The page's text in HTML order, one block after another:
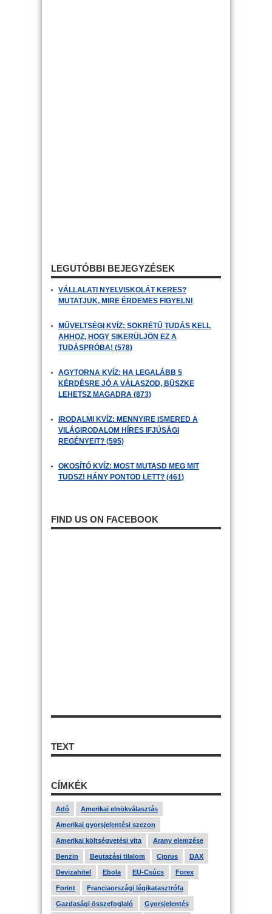
LEGUTÓBBI BEJEGYZÉSEK
VÁLLALATI NYELVISKOLÁT KERES?
MUTATJUK, MIRE ÉRDEMES FIGYELNI
MŰVELTSÉGI KVÍZ: SOKRÉTŰ TUDÁS KELL
AHHOZ, HOGY SIKERÜLJÖN EZ A
TUDÁSPRÓBA! (578)
AGYTORNA KVÍZ: HA LEGALÁBB 5
KÉRDÉSRE JÓ A VÁLASZOD, BÜSZKE
LEHETSZ MAGADRA (873)
IRODALMI KVÍZ: MENNYIRE ISMERED A
VILÁGIRODALOM HÍRES IFJÚSÁGI
REGÉNYEIT? (595)
OKOSÍTÓ KVÍZ: MOST MUTASD MEG MIT
TUDSZ! HÁNY PONTOD LETT? (461)
FIND US ON FACEBOOK
TEXT
CÍMKÉK
Adó Amerikai elnökválasztás
Amerikai gyorsjelentési szezon
Amerikai költségvetési vita Arany elemzése
Benzin Beutazási tilalom Ciprus DAX
Devizahitel Ebola EU-Csúcs Forex
Forint Franciaországi légikatasztrófa
Gazdasági összefoglaló Gyorsjelentés